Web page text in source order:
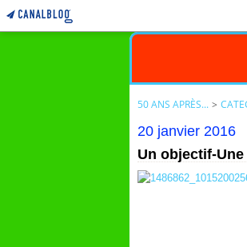
50 ANS APRÈS... >
20 janvier 2016
Un objectif-